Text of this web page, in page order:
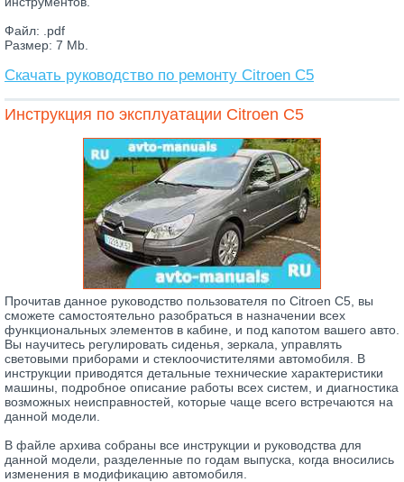
Файл: .pdf
Размер: 7 Mb.
Скачать руководство по ремонту Citroen C5
Инструкция по эксплуатации Citroen C5
Прочитав данное руководство пользователя по Citroen C5, вы
сможете самостоятельно разобраться в назначении всех
функциональных элементов в кабине, и под капотом вашего авто.
Вы научитесь регулировать сиденья, зеркала, управлять
световыми приборами и стеклоочистителями автомобиля. В
инструкции приводятся детальные технические характеристики
машины, подробное описание работы всех систем, и диагностика
возможных неисправностей, которые чаще всего встречаются на
данной модели.
В файле архива собраны все инструкции и руководства для
данной модели, разделенные по годам выпуска, когда вносились
изменения в модификацию автомобиля.